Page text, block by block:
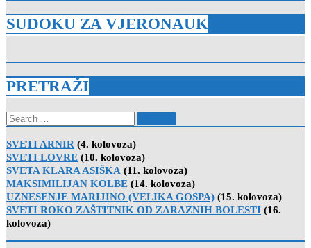
SUDOKU ZA VJERONAUK
PRETRAŽI
Search
for:
SVETI ARNIR (4. kolovoza)
SVETI LOVRE (10. kolovoza)
SVETA KLARA ASIŠKA (11. kolovoza)
MAKSIMILIJAN KOLBE (14. kolovoza)
UZNESENJE MARIJINO (VELIKA GOSPA) (15. kolovoza)
SVETI ROKO ZAŠTITNIK OD ZARAZNIH BOLESTI (16.
kolovoza)